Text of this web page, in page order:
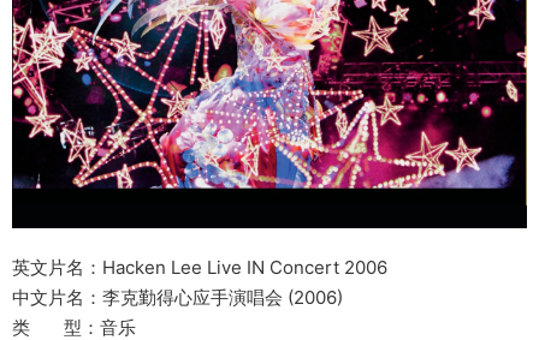
英文片名：Hacken Lee Live IN Concert 2006
中文片名：李克勤得心应手演唱会 (2006)
类 型：音乐